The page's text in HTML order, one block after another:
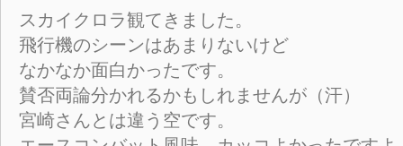
スカイクロラ観てきました。
飛行機のシーンはあまりないけど
なかなか面白かったです。
賛否両論分かれるかもしれませんが（汗）
宮崎さんとは違う空です。